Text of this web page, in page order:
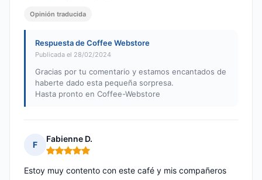
Opinión traducida
Respuesta de Coffee Webstore
Publicada el 28/02/2024
Gracias por tu comentario y estamos encantados de
haberte dado esta pequeña sorpresa.
Hasta pronto en Coffee-Webstore
F
Fabienne D.
Nota: 5 de 5
Estoy muy contento con este café y mis compañeros